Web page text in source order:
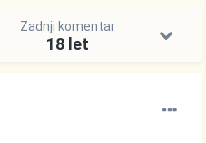
Zadnji komentar
18 let